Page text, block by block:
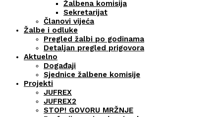
Žalbena komisija
Sekretarijat
Članovi vijeća
Žalbe i odluke
Pregled žalbi po godinama
Detaljan pregled prigovora
Aktuelno
Događaji
Sjednice žalbene komisije
Projekti
JUFREX
JUFREX2
STOP! GOVORU MRŽNJE